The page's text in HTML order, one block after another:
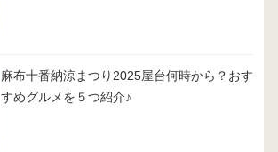
麻布十番納涼まつり2025屋台何時から？おす
すめグルメを５つ紹介♪